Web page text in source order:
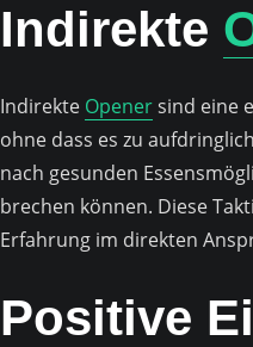
Indirekte
Indirekte Openersind eine
ohne dass es zu
nach gesunden
brechen können. Diese
Erfahrung im direkten
Positive